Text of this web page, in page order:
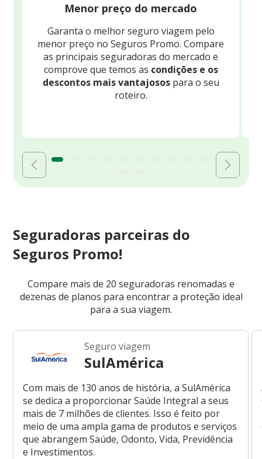
Menor preço do mercado
Garanta o melhor seguro viagem pelo
menor preço no Seguros Promo. Compare
as principais seguradoras do mercado e
comprove que temos as condições e os
descontos mais vantajosospara o seu
roteiro.
Seguradoras parceiras do
Seguros Promo!
Compare mais de 20 seguradoras renomadas e
dezenas de planos para encontrar a proteção ideal
para a sua viagem.
Seguro viagem
SulAmérica
Com mais de 130 anos de história, a SulAmérica
se dedica a proporcionar Saúde Integral a seus
mais de 7 milhões de clientes. Isso é feito por
meio de uma ampla gama de produtos e serviços
que abrangem Saúde, Odonto, Vida, Previdência
e Investimentos.